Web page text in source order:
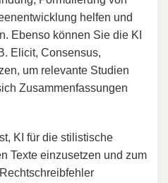
helfen und
Ebenso können Sie die KI
Elicit, Consensus,
um relevante Studien
Zusammenfassungen
KI für die stilistische
Texte einzusetzen und zum